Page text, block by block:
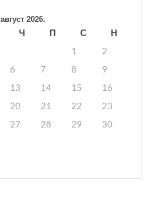
август 2026.
Ч П С
Н
1
2
6 7 8
9
13 14 15
16
20 21 22
23
27 28 29
30